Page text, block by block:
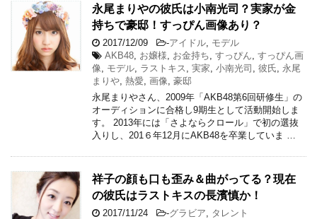
永尾まりやの彼氏は小南光司？実家が金
持ちで豪邸！すっぴん画像あり？
2017/12/09 -アイドル モデル
AKB48 お嬢様 お金持ち すっぴん すっぴん画
像
モデル ラストキス 実家 小南光司 彼氏 永尾
まりや 熱愛 画像 豪邸
永尾まりやさん、2009年「AKB48第6回研修生」の
オーディションに合格し9期生として活動開始しま
す。 2013年には「さよならクロール」で初の選抜
入りし、201６年12月にAKB48を卒業していま …
祥子の顔も口も歪み＆曲がってる？現在
の彼氏はラストキスの長濱慎か！
2017/11/24 -グラビア
タレント